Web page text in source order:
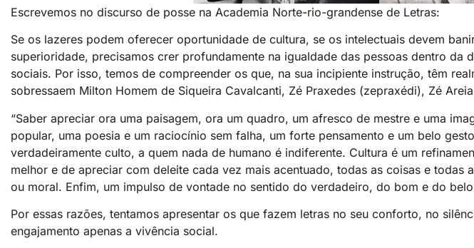
Escrevemos no discurso de posse na Academia Norte-rio-grandense de Letras:
Se os lazeres podem oferecer oportunidade de cultura, se os intelectuais devem
superioridade, precisamos crer profundamente na igualdade das pessoas dentro da
sociais. Por isso, temos de compreender os que, na sua incipiente instrução, têm
sobressaem Milton Homem de Siqueira Cavalcanti, Zé Praxedes (zepraxédi), Zé
“Saber apreciar ora uma paisagem, ora um quadro, um afresco de mestre e uma
popular, uma poesia e um raciocínio sem falha, um forte pensamento e um belo
verdadeiramente culto, a quem nada de humano é indiferente. Cultura é um
melhor e de apreciar com deleite cada vez mais acentuado, todas as coisas e todas
ou moral. Enfim, um impulso de vontade no sentido do verdadeiro, do bom e do
Por essas razões, tentamos apresentar os que fazem letras no seu conforto, no
engajamento apenas a vivência social.